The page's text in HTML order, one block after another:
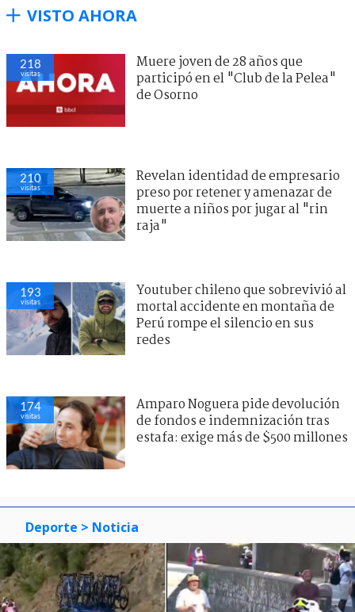
VISTO AHORA
218
visitas
Muere joven de 28 años que
participó en el "Club de la Pelea"
de Osorno
210
visitas
Revelan identidad de empresario
preso por retener y amenazar de
muerte a niños por jugar al "rin
raja"
193
visitas
Youtuber chileno que sobrevivió al
mortal accidente en montaña de
Perú rompe el silencio en sus
redes
174
visitas
Amparo Noguera pide devolución
de fondos e indemnización tras
estafa: exige más de $500 millones
Deporte > Noticia